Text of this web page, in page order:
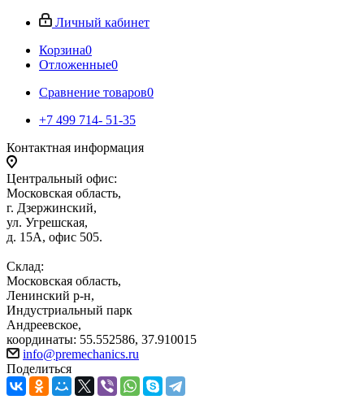
Личный кабинет
Корзина0
Отложенные0
Сравнение товаров0
+7 499 714- 51-35
Контактная информация
Центральный офис:
Московская область,
г. Дзержинский,
ул. Угрешская,
д. 15А, офис 505.
Склад:
Московская область,
Ленинский р-н,
Индустриальный парк
Андреевское,
координаты: 55.552586, 37.910015
info@premechanics.ru
Поделиться